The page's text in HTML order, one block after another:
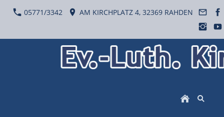
05771/3342 AM KIRCHPLATZ 4, 32369 RAHDEN